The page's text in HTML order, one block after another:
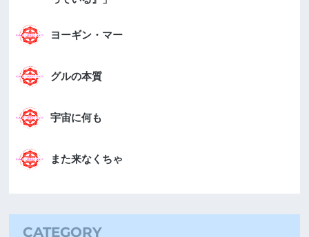
ヨーギン・マー
グルの本質
宇宙に何も
また来なくちゃ
CATEGORY